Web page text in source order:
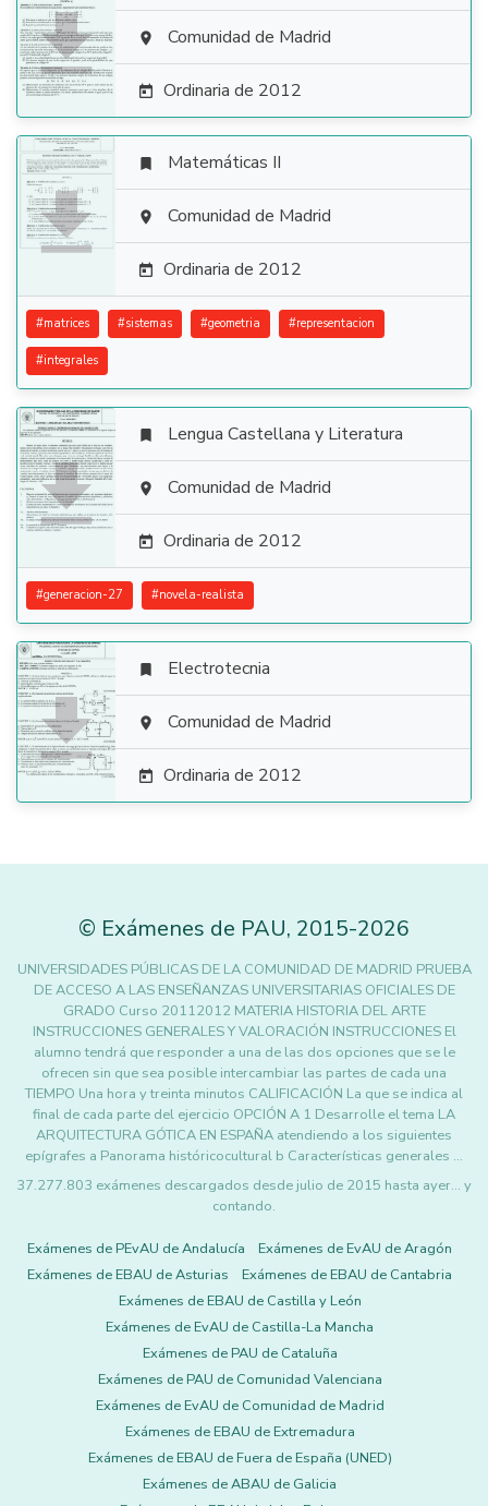
  Comunidad de Madrid
 Ordinaria de 2012

 Matemáticas II
 Comunidad de Madrid
 Ordinaria de 2012
#matrices #sistemas #geometria #representacion
#integrales

 Lengua Castellana y Literatura
 Comunidad de Madrid
 Ordinaria de 2012
#generacion-27 #novela-realista

 Electrotecnia
 Comunidad de Madrid
 Ordinaria de 2012
© Exámenes de PAU, 2015-2026
UNIVERSIDADES PÚBLICAS DE LA COMUNIDAD DE MADRID PRUEBA
DE ACCESO A LAS ENSEÑANZAS UNIVERSITARIAS OFICIALES DE
GRADO Curso 20112012 MATERIA HISTORIA DEL ARTE
INSTRUCCIONES GENERALES Y VALORACIÓN INSTRUCCIONES El
alumno tendrá que responder a una de las dos opciones que se le
ofrecen sin que sea posible intercambiar las partes de cada una
TIEMPO Una hora y treinta minutos CALIFICACIÓN La que se indica al
final de cada parte del ejercicio OPCIÓN A 1 Desarrolle el tema LA
ARQUITECTURA GÓTICA EN ESPAÑA atendiendo a los siguientes
epígrafes a Panorama históricocultural b Características generales …
37.277.803 exámenes descargados desde julio de 2015 hasta ayer... y
contando.
Exámenes de PEvAU de Andalucía
Exámenes de EvAU de Aragón
Exámenes de EBAU de Asturias
Exámenes de EBAU de Cantabria
Exámenes de EBAU de Castilla y León
Exámenes de EvAU de Castilla-La Mancha
Exámenes de PAU de Cataluña
Exámenes de PAU de Comunidad Valenciana
Exámenes de EvAU de Comunidad de Madrid
Exámenes de EBAU de Extremadura
Exámenes de EBAU de Fuera de España (UNED)
Exámenes de ABAU de Galicia